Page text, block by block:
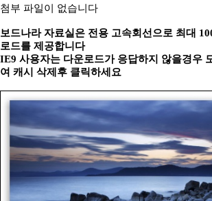
첨부 파일이 없습니다
보드나라 자료실은 전용 고속회선으로 최대
로드를 제공합니다
IE9 사용자는 다운로드가 응답하지 않을경우
여 캐시 삭제후 클릭하세요